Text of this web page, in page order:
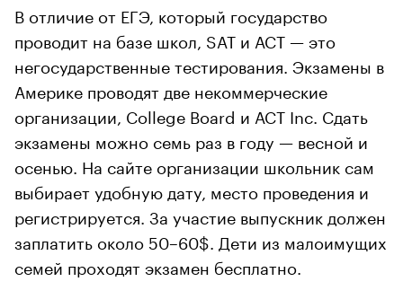
В отличие от ЕГЭ, который государство
проводит на базе школ, SAT и ACT — это
негосударственные тестирования. Экзамены в
Америке проводят две некоммерческие
организации, College Board и ACT Inc. Сдать
экзамены можно семь раз в году — весной и
осенью. На сайте организации школьник сам
выбирает удобную дату, место проведения и
регистрируется. За участие выпускник должен
заплатить около 50–60$. Дети из малоимущих
семей проходят экзамен бесплатно.